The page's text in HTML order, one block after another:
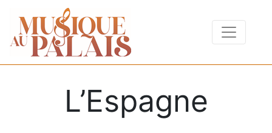
L’Espagne